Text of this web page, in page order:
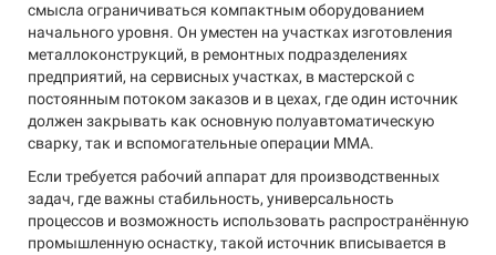
смысла ограничиваться компактным оборудованием
начального уровня. Он уместен на участках изготовления
металлоконструкций, в ремонтных подразделениях
предприятий, на сервисных участках, в мастерской с
постоянным потоком заказов и в цехах, где один источник
должен закрывать как основную полуавтоматическую
сварку, так и вспомогательные операции MMA.
Если требуется рабочий аппарат для производственных
задач, где важны стабильность, универсальность
процессов и возможность использовать распространённую
промышленную оснастку, такой источник вписывается в